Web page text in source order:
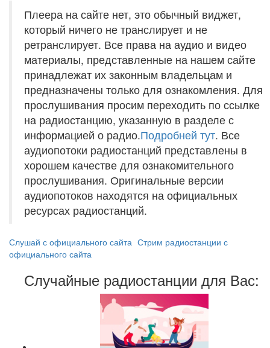
Плеера на сайте нет, это обычный виджет,
который ничего не транслирует и не
ретранслирует. Все права на аудио и видео
материалы, представленные на нашем сайте
принадлежат их законным владельцам и
предназначены только для ознакомления. Для
прослушивания просим переходить по ссылке
на радиостанцию, указанную в разделе с
информацией о радио.Подробней тут. Все
аудиопотоки радиостанций представлены в
хорошем качестве для ознакомительного
прослушивания. Оригинальные версии
аудиопотоков находятся на официальных
ресурсах радиостанций.
Слушай с официального сайта Стрим радиостанции с
официального сайта
Случайные радиостанции для Вас: